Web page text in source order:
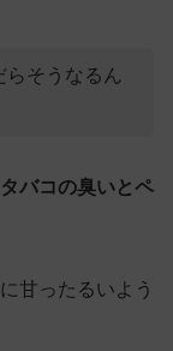
らそうなるん
タバコの臭いとペ
甘ったるいよう